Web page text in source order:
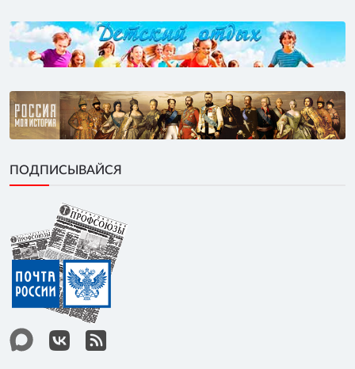
ПОДПИСЫВАЙСЯ